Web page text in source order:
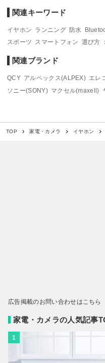
関連キーワード
イヤホン ランニング 防水
スポーツ スマートフォン 選び方
関連ブランド
QCY アルペックス(ALPEX) エレ
ソニー(SONY) マクセル(maxell)
TOP 家電・カメラ イヤホン
広告掲載のお問い合わせはこちら
家電・カメラの人気記事
1